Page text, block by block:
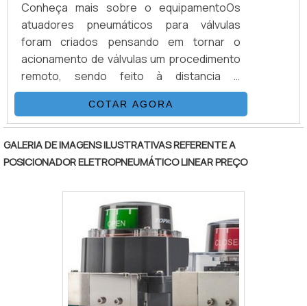
Conheça mais sobre o equipamentoOs
atuadores pneumáticos para válvulas
foram criados pensando em tornar o
acionamento de válvulas um procedimento
remoto, sendo feito à distancia e
unificando o acesso ao controle de várias
válvulas em uma única central. O
equipamento também reduz a necessidade
de operadores em cada ponto da fábrica
para a realização do acionamento e da
válvulas vêm evoluindo gradativamente e
sofrendo algumas melhorias em seu
desenho. O proje.
COTAR AGORA
GALERIA DE IMAGENS ILUSTRATIVAS REFERENTE A
POSICIONADOR ELETROPNEUMÁTICO LINEAR PREÇO